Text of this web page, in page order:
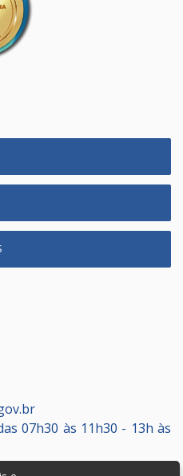
07h30 às 11h30 - 13h às